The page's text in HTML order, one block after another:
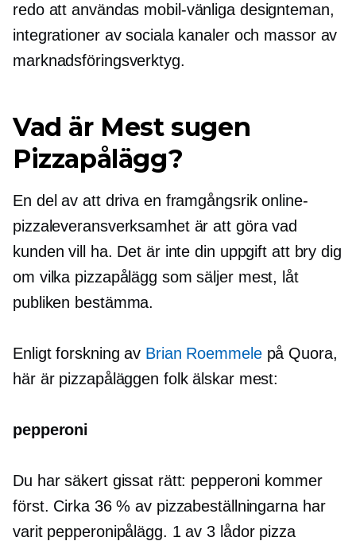
redo att användas mobil-vänligadesignteman,
integrationer av sociala kanaler och massor av
marknadsföringsverktyg.
Vad är Mest sugen
Pizzapålägg?
En del av att driva en framgångsrik online-
pizzaleveransverksamhet är att göra vad
kunden vill ha. Det är inte din uppgift att bry dig
om vilka pizzapålägg som säljer mest, låt
publiken bestämma.
Enligt forskning av Brian Roemmelepå Quora,
här är pizzapåläggen folk älskar mest:
pepperoni
Du har säkert gissat rätt: pepperoni kommer
först. Cirka 36 % av pizzabeställningarna har
varit pepperonipålägg. 1 av 3 lådor pizza